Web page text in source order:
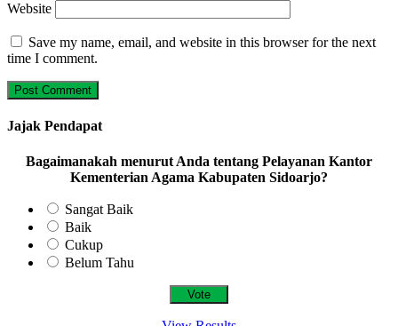
Website
Save my name, email, and website in this browser for the next
time I comment.
Jajak Pendapat
Bagaimanakah menurut Anda tentang Pelayanan Kantor
Kementerian Agama Kabupaten Sidoarjo?
Sangat Baik
Baik
Cukup
Belum Tahu